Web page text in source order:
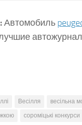
Автомобиль
Весілля весільна
сороміцькі конкурси